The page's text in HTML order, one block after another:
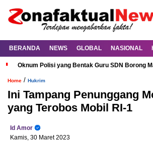
BERANDA NEWS GLOBAL NASIONAL
Oknum Polisi yang Bentak Guru SDN Borong
Home / Hukrim
Ini Tampang Penunggang
yang Terobos Mobil RI-1
Id Amor
Kamis, 30 Maret 2023